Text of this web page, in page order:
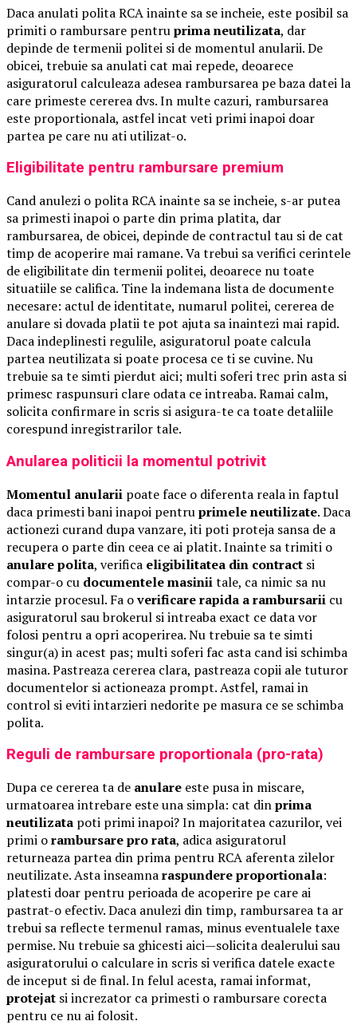
Daca anulati polita RCA inainte sa se incheie, este posibil sa
primiti o rambursare pentruprima neutilizata, dar
depinde de termenii politei si de momentul anularii. De
obicei, trebuie sa anulati cat mai repede, deoarece
asiguratorul calculeaza adesea rambursarea pe baza datei la
care primeste cererea dvs. In multe cazuri, rambursarea
este proportionala, astfel incat veti primi inapoi doar
partea pe care nu ati utilizat-o.
Eligibilitate pentru rambursare premium
Cand anulezi o polita RCA inainte sa se incheie, s-ar putea
sa primesti inapoi o parte din prima platita, dar
rambursarea, de obicei, depinde de contractul tau si de cat
timp de acoperire mai ramane. Va trebui sa verifici cerintele
de eligibilitate din termenii politei, deoarece nu toate
situatiile se califica. Tine la indemana lista de documente
necesare: actul de identitate, numarul politei, cererea de
anulare si dovada platii te pot ajuta sa inaintezi mai rapid.
Daca indeplinesti regulile, asiguratorul poate calcula
partea neutilizata si poate procesa ce ti se cuvine. Nu
trebuie sa te simti pierdut aici; multi soferi trec prin asta si
primesc raspunsuri clare odata ce intreaba. Ramai calm,
solicita confirmare in scris si asigura-te ca toate detaliile
corespund inregistrarilor tale.
Anularea politicii la momentul potrivit
Momentul anularii poate face o diferenta reala in faptul
daca primesti bani inapoi pentruprimele neutilizate. Daca
actionezi curand dupa vanzare, iti poti proteja sansa de a
recupera o parte din ceea ce ai platit. Inainte sa trimiti o
anulare polita, verifica eligibilitatea din contract si
compar-o cu documentele masiniitale, ca nimic sa nu
intarzie procesul. Fa overificare rapida a rambursarii cu
asiguratorul sau brokerul si intreaba exact ce data vor
folosi pentru a opri acoperirea. Nu trebuie sa te simti
singur(a) in acest pas; multi soferi fac asta cand isi schimba
masina. Pastreaza cererea clara, pastreaza copii ale tuturor
documentelor si actioneaza prompt. Astfel, ramai in
control si eviti intarzieri nedorite pe masura ce se schimba
polita.
Reguli de rambursare proportionala (pro-rata)
Dupa ce cererea ta de anulare este pusa in miscare,
urmatoarea intrebare este una simpla: cat dinprima
neutilizata poti primi inapoi? In majoritatea cazurilor, vei
primi orambursare pro rata, adica asiguratorul
returneaza partea din prima pentru RCA aferenta zilelor
neutilizate. Asta inseamnaraspundere proportionala:
platesti doar pentru perioada de acoperire pe care ai
pastrat-o efectiv. Daca anulezi din timp, rambursarea ta ar
trebui sa reflecte termenul ramas, minus eventualele taxe
permise. Nu trebuie sa ghicesti aici—solicita dealerului sau
asiguratorului o calculare in scris si verifica datele exacte
de inceput si de final. In felul acesta, ramai informat,
protejat si increzator ca primesti o rambursare corecta
pentru ce nu ai folosit.